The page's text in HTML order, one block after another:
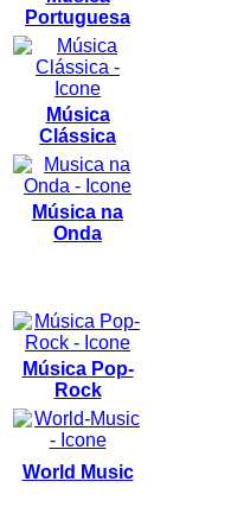
Portuguesa
Música
Clássica
Música na
Onda
Música Pop-
Rock
World Music